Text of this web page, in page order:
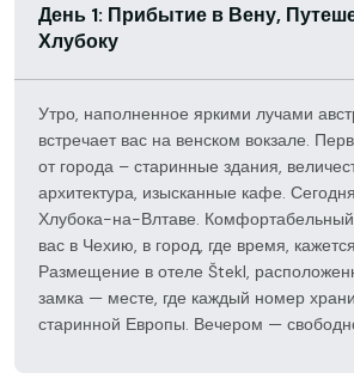
День 1: Прибытие в Вену,
Хлубоку
Утро, наполненное яркими лучами
встречает вас на венском вокзале.
от города – старинные здания,
архитектура, изысканные кафе.
Хлубока-на-Влтаве. Комфортабельный
вас в Чехию, в город, где время,
Размещение в отеле Štekl,
замка — месте, где каждый номер
старинной Европы. Вечером —